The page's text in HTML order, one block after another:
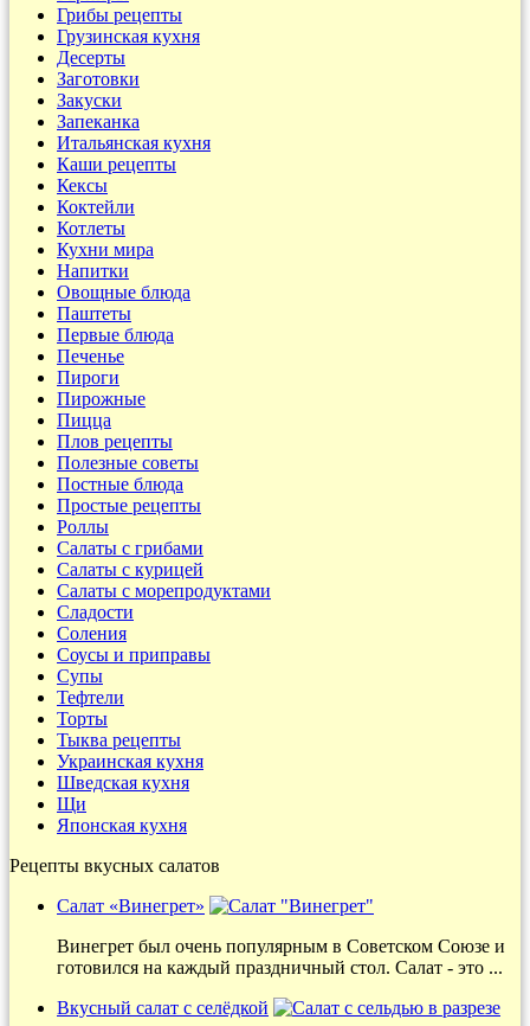
Грибы рецепты
Грузинская кухня
Десерты
Заготовки
Закуски
Запеканка
Итальянская кухня
Каши рецепты
Кексы
Коктейли
Котлеты
Кухни мира
Напитки
Овощные блюда
Паштеты
Первые блюда
Печенье
Пироги
Пирожные
Пицца
Плов рецепты
Полезные советы
Постные блюда
Простые рецепты
Роллы
Салаты с грибами
Салаты с курицей
Салаты с морепродуктами
Сладости
Соления
Соусы и приправы
Супы
Тефтели
Торты
Тыква рецепты
Украинская кухня
Шведская кухня
Щи
Японская кухня
Рецепты вкусных салатов
Салат «Винегрет»
Винегрет был очень популярным в Советском Союзе и
готовился на каждый праздничный стол. Салат - это ...
Вкусный салат с селёдкой